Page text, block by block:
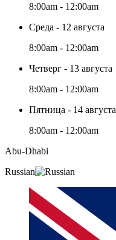
8:00am - 12:00am
Среда - 12 августа
8:00am - 12:00am
Четверг - 13 августа
8:00am - 12:00am
Пятница - 14 августа
8:00am - 12:00am
Abu-Dhabi
Russian